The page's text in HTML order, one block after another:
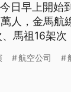
日早上開始
人，金馬航
馬祖16架次
航空公司